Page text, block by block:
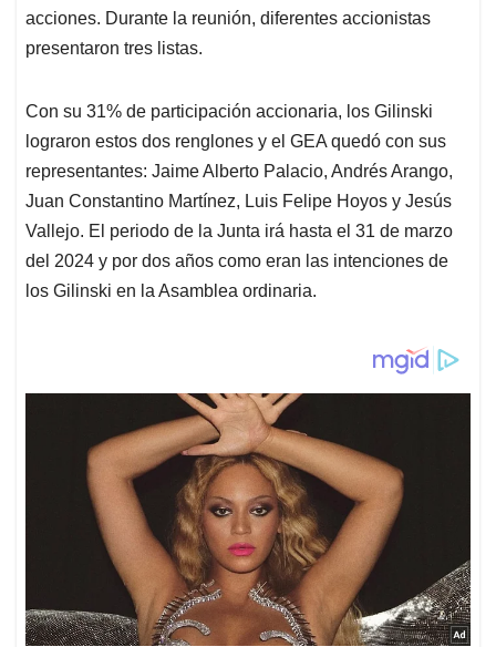
acciones. Durante la reunión, diferentes accionistas
presentaron tres listas.
Con su 31% de participación accionaria, los Gilinski
lograron estos dos renglones y el GEA quedó con sus
representantes: Jaime Alberto Palacio, Andrés Arango,
Juan Constantino Martínez, Luis Felipe Hoyos y Jesús
Vallejo. El periodo de la Junta irá hasta el 31 de marzo
del 2024 y por dos años como eran las intenciones de
los Gilinski en la Asamblea ordinaria.